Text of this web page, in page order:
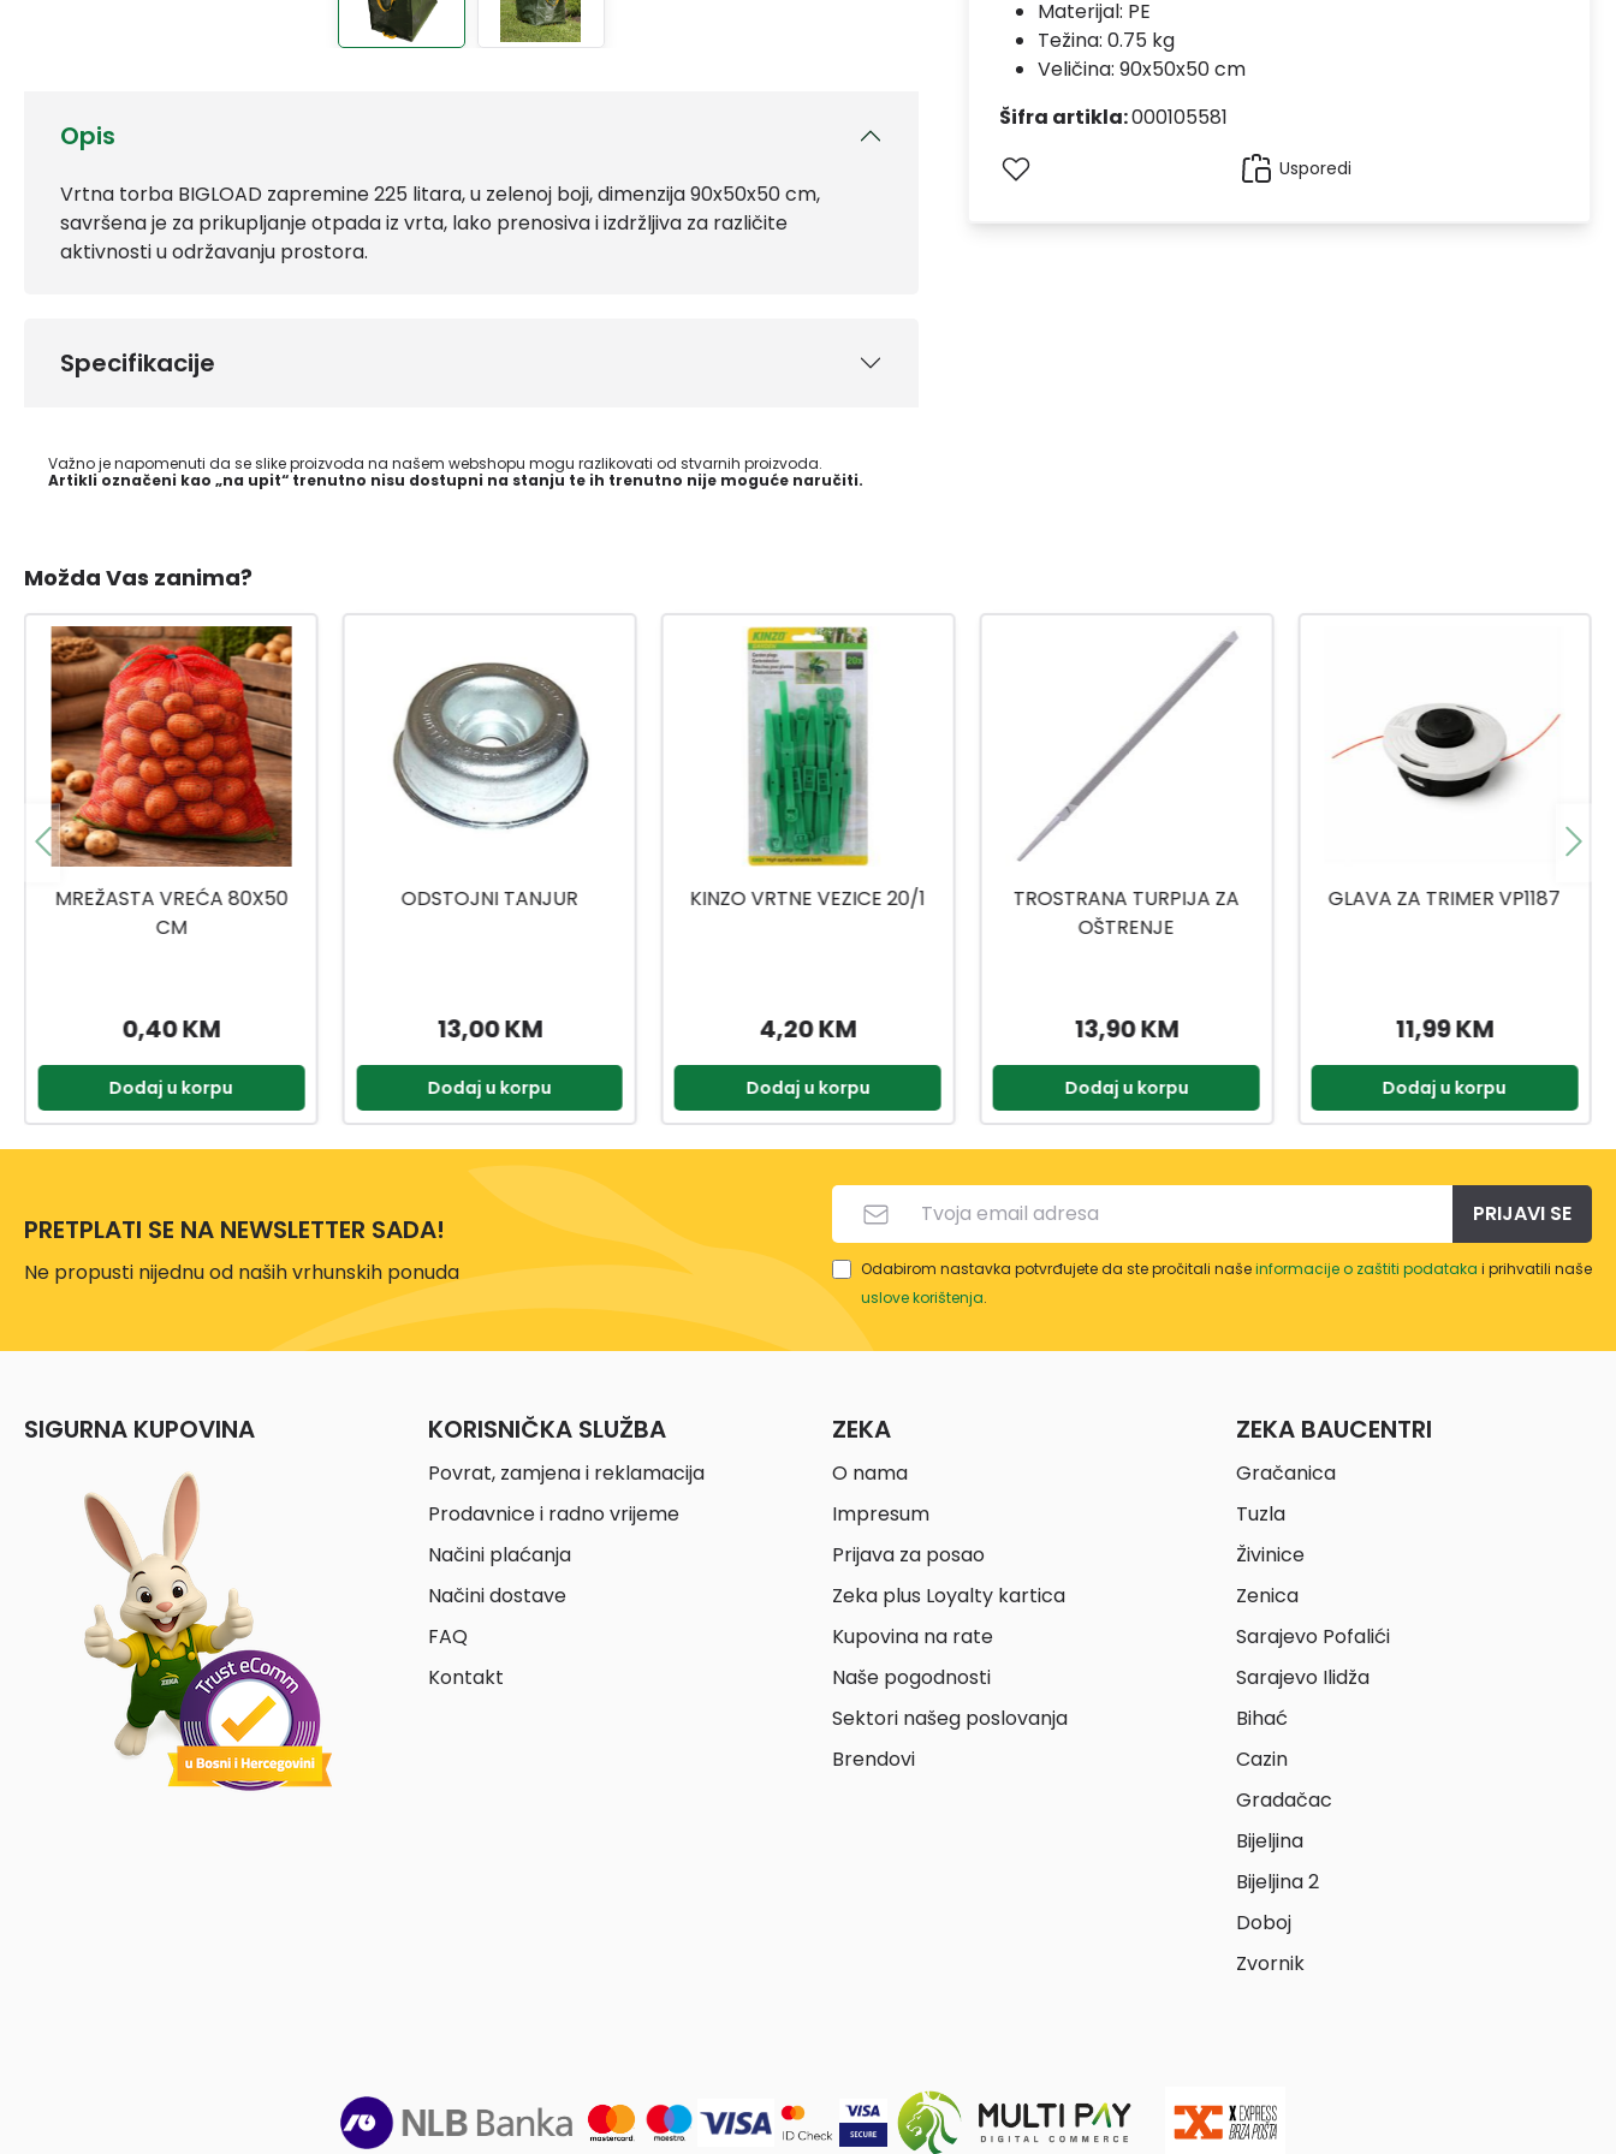
Opis
Vrtna torba BIGLOAD zapremine 225 litara, u zelenoj boji, dimenzija 90x50x50 cm,
savršena je za prikupljanje otpada iz vrta, lako prenosiva i izdržljiva za različite
aktivnosti u održavanju prostora.
Specifikacije
Važno je napomenuti da se slike proizvoda na našem webshopu mogu razlikovati od stvarnih proizvoda.
Artikli označeni kao „na upit“ trenutno nisu dostupni na stanju te ih trenutno nije moguće naručiti.
Materijal: PE
Težina: 0.75 kg
Veličina: 90x50x50 cm
Šifra artikla:000105581
Usporedi
Možda Vas zanima?
ODSTOJNI TANJUR
13,00 KM
Dodaj u korpu
KINZO VRTNE VEZICE 20/1
4,20 KM
Dodaj u korpu
TROSTRANA TURPIJA ZA
13,90 KM
Dodaj u korpu
GLAVA ZA TRIMER VP1187
11,99 KM
Dodaj u korpu
KINZO PODLOGA ZA
4,50 KM
Dodaj u korpu
PRETPLATI SE NA NEWSLETTER SADA!
Ne propusti nijednu od naših vrhunskih ponuda
PRIJAVI SE
Odabirom nastavka potvrđujete da ste pročitali našeinformacije o zaštiti podataka i prihvatili naše
uslove korištenja.
SIGURNA KUPOVINA KORISNIČKA SLUŽBA
Povrat, zamjena i reklamacija
Prodavnice i radno vrijeme
Načini plaćanja
Načini dostave
FAQ
Kontakt
ZEKA
O nama
Impresum
Prijava za posao
Zeka plus Loyalty kartica
Kupovina na rate
Naše pogodnosti
Sektori našeg poslovanja
Brendovi
ZEKA BAUCENTRI
Gračanica
Tuzla
Živinice
Zenica
Sarajevo Pofalići
Sarajevo Ilidža
Bihać
Cazin
Gradačac
Bijeljina
Bijeljina 2
Doboj
Zvornik